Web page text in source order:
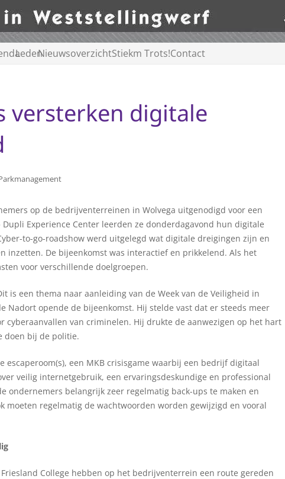
LedenNieuwsoverzichtStiekm Trots!Contact
versterken digitale
op de bedrijventerreinen in Wolvega uitgenodigd voor een
Experience Center leerden ze donderdagavond hun digitale
to-go-roadshow werd uitgelegd wat digitale dreigingen zijn en
inzetten. De bijeenkomst was interactief en prikkelend. Als het
voor verschillende doelgroepen.
is een thema naar aanleiding van de Week van de Veiligheid in
Nadort opende de bijeenkomst. Hij stelde vast dat er steeds meer
cyberaanvallen van criminelen. Hij drukte de aanwezigen op het hart
doen bij de politie.
escaperoom(s), een MKB crisisgame waarbij een bedrijf digitaal
veilig internetgebruik, een ervaringsdeskundige en professional
ondernemers belangrijk zeer regelmatig back-ups te maken en
moeten regelmatig de wachtwoorden worden gewijzigd en vooral
College hebben op het bedrijventerrein een route gereden